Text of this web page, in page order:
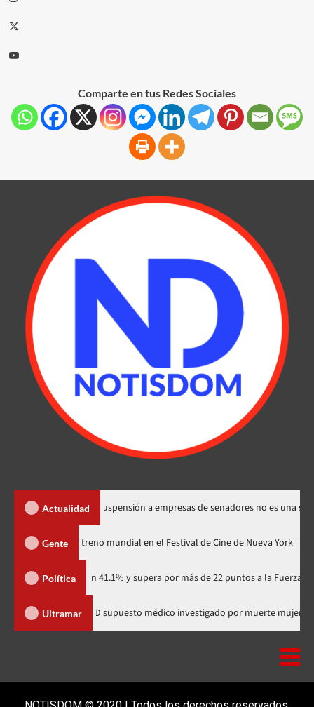
Comparte en tus Redes Sociales
Actualidad
Santos dice suspensión a empresas de senadores no es una sanción
Gente
Minus Zero» tendrá su estreno mundial en el Festival de Cine de
Política
con 41.1% y supera por más de 22 puntos a la Fuerza del Pueblo
Ultramar Salió de RD supuesto médico investigado por